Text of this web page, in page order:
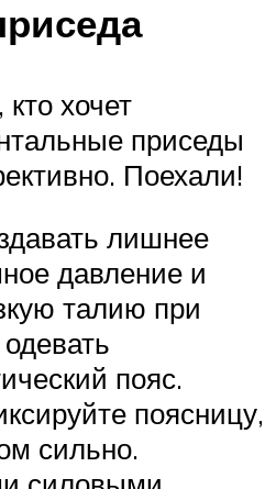
хочет
приседы
Поехали!
лишнее
давление и
талию при
пояс.
поясницу,
сильно.